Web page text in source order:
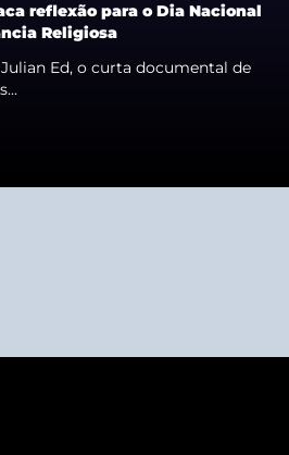
reflexão para o Dia Nacional
Religiosa
Ed, o curta documental de